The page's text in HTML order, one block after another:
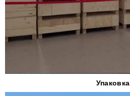
Упаковка